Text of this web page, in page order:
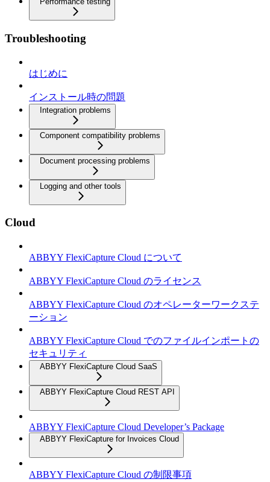
Troubleshooting
はじめに
インストール時の問題
Integration problems
Component compatibility problems
Document processing problems
Logging and other tools
Cloud
ABBYY FlexiCapture Cloud について
ABBYY FlexiCapture Cloud のライセンス
ABBYY FlexiCapture Cloud のオペレーターワークステ
ーション
ABBYY FlexiCapture Cloud でのファイルインポートの
セキュリティ
ABBYY FlexiCapture Cloud SaaS
ABBYY FlexiCapture Cloud REST API
ABBYY FlexiCapture Cloud Developer’s Package
ABBYY FlexiCapture for Invoices Cloud
ABBYY FlexiCapture Cloud の制限事項